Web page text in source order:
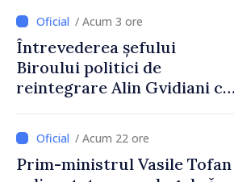
Ambasadoarea Suediei,
Petra Lärke/ Acum 3 ore
Întrevederea șefului
Biroului politici de
reintegrare Alin Gvidiani cu
Comitetului Internațional al
Crucii Roșii în Moldova
/ Acum 22 ore
Prim-ministrul Vasile Tofan